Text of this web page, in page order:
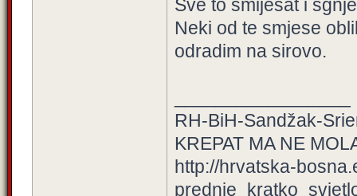
Sve to smiješat i
Neki od te smjese
odradim na sirovo.
RH-BiH-Sandžak-
KREPAT MA NE
http://hrvatska-